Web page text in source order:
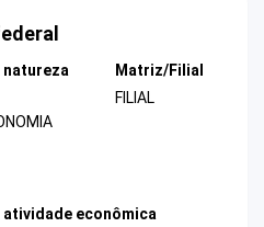
Matriz/Filial
FILIAL
econômica